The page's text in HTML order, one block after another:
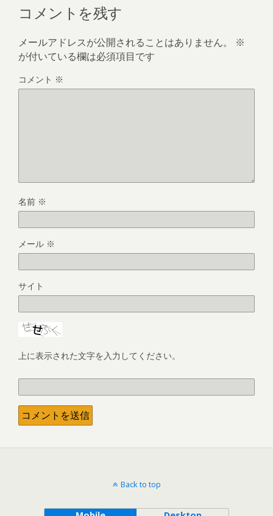
コメントを残す
メールアドレスが公開されることはありません。
※
が付いている欄は必須項目です
コメント ※
名前 ※
メール ※
サイト
上に表示された文字を入力してください。
Back to top